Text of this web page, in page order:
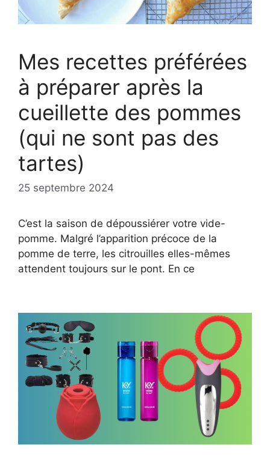
Mes recettes préférées
à préparer après la
cueillette des pommes
(qui ne sont pas des
tartes)
25 septembre 2024
C’est la saison de dépoussiérer votre vide-
pomme. Malgré l’apparition précoce de la
pomme de terre, les citrouilles elles-mêmes
attendent toujours sur le pont. En ce